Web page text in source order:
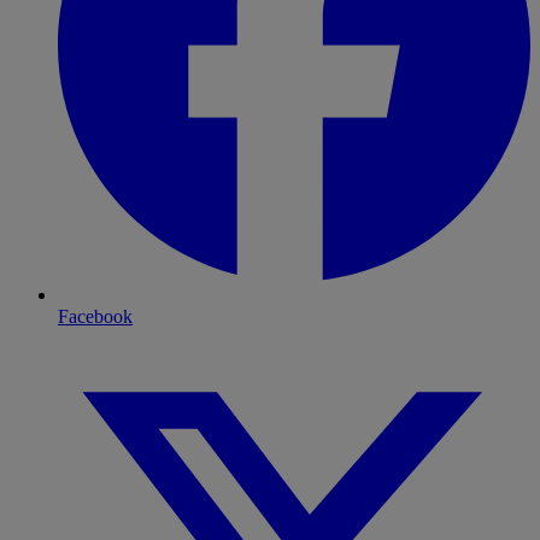
Facebook